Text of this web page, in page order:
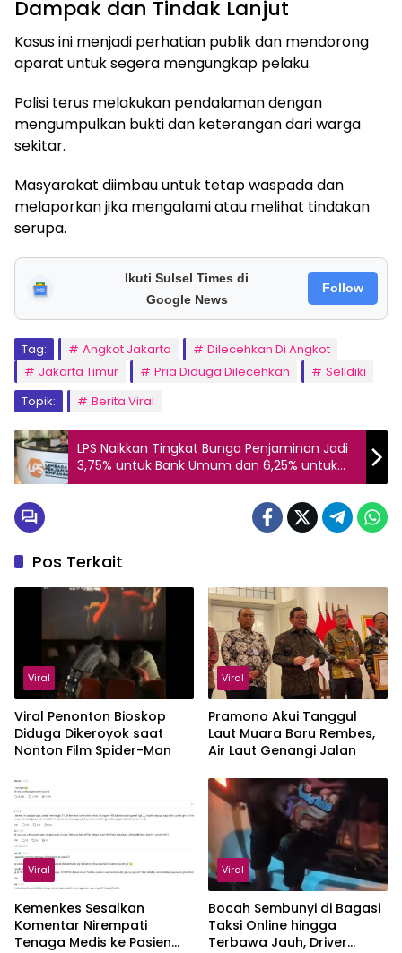
Dampak dan Tindak Lanjut
Kasus ini menjadi perhatian publik dan mendorong
aparat untuk segera mengungkap pelaku.
Polisi terus melakukan pendalaman dengan
mengumpulkan bukti dan keterangan dari warga
sekitar.
Masyarakat diimbau untuk tetap waspada dan
melaporkan jika mengalami atau melihat tindakan
serupa.
Ikuti Sulsel Times di
Google News
Follow
Tag: Angkot Jakarta
Dilecehkan Di Angkot
Jakarta Timur
Pria Diduga Dilecehkan
Selidiki
Topik:
Berita Viral
LPS Naikkan Tingkat Bunga Penjaminan Jadi
3,75% untuk Bank Umum dan 6,25% untuk
BPR per 1 Juli
Pos Terkait
Viral
Viral Penonton Bioskop
Diduga Dikeroyok saat
Nonton Film Spider-Man
Viral
Pramono Akui Tanggul
Laut Muara Baru Rembes,
Air Laut Genangi Jalan
Viral
Kemenkes Sesalkan
Komentar Nirempati
Tenaga Medis ke Pasien
Viral
Bocah Sembunyi di Bagasi
Taksi Online hingga
Terbawa Jauh, Driver